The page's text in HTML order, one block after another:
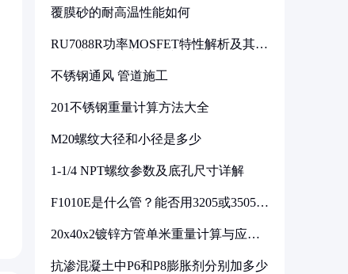
覆膜砂的耐高温性能如何
RU7088R功率MOSFET特性解析及其在
不锈钢通风 管道施工
201不锈钢重量计算方法大全
M20螺纹大径和小径是多少
1-1/4 NPT螺纹参数及底孔尺寸详解
F1010E是什么管？能否用3205或3505代
20x40x2镀锌方管单米重量计算与应用
抗渗混凝土中P6和P8膨胀剂分别加多少